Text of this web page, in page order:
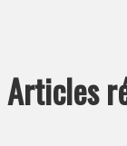
Articles